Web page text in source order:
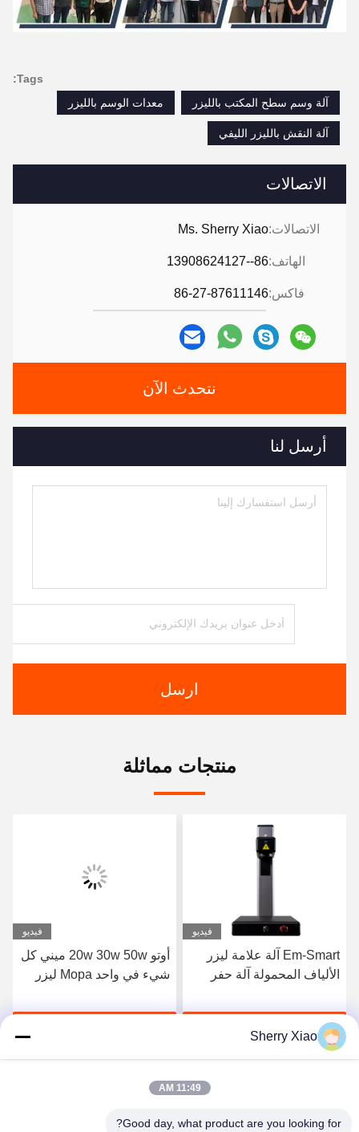
الاتصالات
الاتصالات:Ms. Sherry Xiao
الهاتف:86--13908624127
فاكس:86-27-87611146
نتحدث الآن
أرسل لنا
ارسل
Tags:
آلة وسم سطح المكتب بالليزر
معدات الوسم بالليزر
آلة النقش بالليزر الليفي
منتجات مماثلة
فيديو
Em-Smart آلة علامة ليزر
الألياف المحمولة آلة حفر
الهوائي الصغير
احصل على أفضل سعر
فيديو
أوتو 20w 30w 50w ميني كل
شيء في واحد Mopa ليزر
Sherry Xiao
11:49 AM
Good day, what product are you looking for?